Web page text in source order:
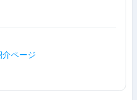
介ページ